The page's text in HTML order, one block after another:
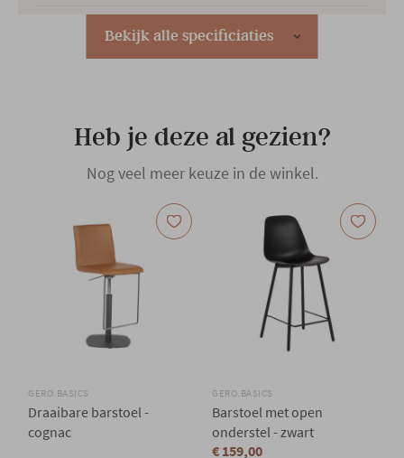
Bekijk alle specificiaties
65 cm
Hoofdkleur Bruin
Woonstijl
Heb je deze al gezien?
Nog veel meer keuze in de winkel.
GERO.BASICS
Draaibare barstoel -
cognac
GERO.BASICS
Barstoel met open
onderstel - zwart
€ 159,00